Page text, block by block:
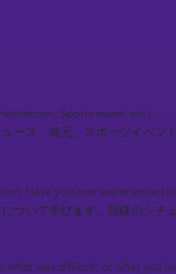
Sports event, etc.)
ース、地元、スポーツイベン
Have you ever experienced
ついて学びます。同様のシチ
what was difficult, or what you